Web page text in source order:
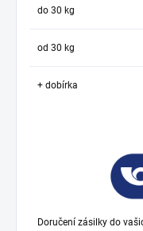
do 30 kg
od 30 kg
+ dobírka
Doručení zásilky do